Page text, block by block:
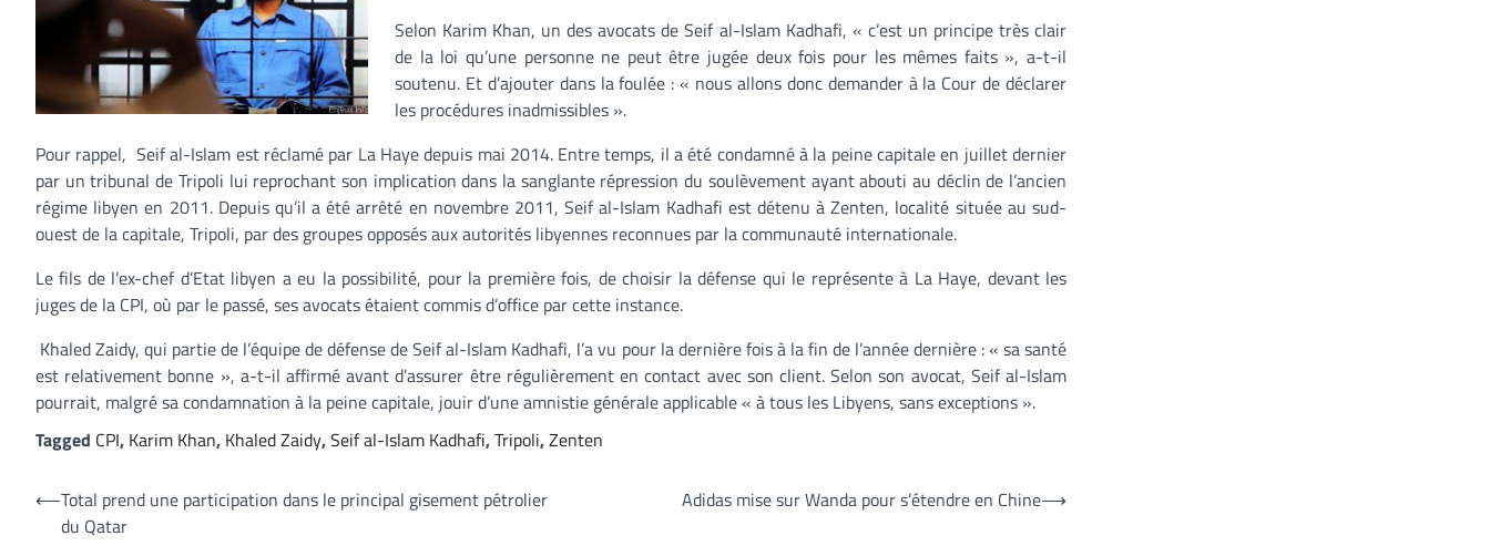
Selon Karim Khan, un des avocats de Seif al-Islam Kadhafi, « c’est un principe très clair
de la loi qu’une personne ne peut être jugée deux fois pour les mêmes faits », a-t-il
soutenu. Et d’ajouter dans la foulée : « nous allons donc demander à la Cour de déclarer
les procédures inadmissibles ».
Pour rappel, Seif al-Islam est réclamé par La Haye depuis mai 2014. Entre temps, il a été condamné à la peine capitale en juillet dernier
par un tribunal de Tripoli lui reprochant son implication dans la sanglante répression du soulèvement ayant abouti au déclin de l’ancien
régime libyen en 2011. Depuis qu’il a été arrêté en novembre 2011, Seif al-Islam Kadhafi est détenu à Zenten, localité située au sud-
ouest de la capitale, Tripoli, par des groupes opposés aux autorités libyennes reconnues par la communauté internationale.
Le fils de l’ex-chef d’Etat libyen a eu la possibilité, pour la première fois, de choisir la défense qui le représente à La Haye, devant les
juges de la CPI, où par le passé, ses avocats étaient commis d’office par cette instance.
Khaled Zaidy, qui partie de l’équipe de défense de Seif al-Islam Kadhafi, l’a vu pour la dernière fois à la fin de l’année dernière : « sa santé
est relativement bonne », a-t-il affirmé avant d’assurer être régulièrement en contact avec son client. Selon son avocat, Seif al-Islam
pourrait, malgré sa condamnation à la peine capitale, jouir d’une amnistie générale applicable « à tous les Libyens, sans exceptions ».
Tagged CPI, Karim Khan, Khaled Zaidy,Seif al-Islam Kadhafi,Tripoli,Zenten
Navigation
⟵Total prend une participation dans le principal gisement pétrolier
du Qatar
Adidas mise sur Wanda pour s’étendre en Chine⟶